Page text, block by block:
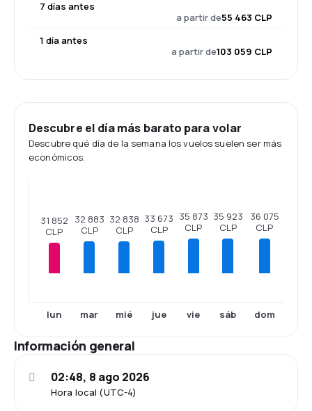
7 días antes
a partir de55 463 CLP
1 día antes
a partir de103 059 CLP
Descubre el día más barato para volar
Descubre qué día de la semana los vuelos suelen ser más
económicos.
31 852
CLP
lun
32 883
CLP
mar
32 838
CLP
mié
33 673
CLP
jue
35 873
CLP
vie
35 923
CLP
sáb
36 075
CLP
dom
Información general
Hora local (UTC-4)
02:48, 8 ago 2026